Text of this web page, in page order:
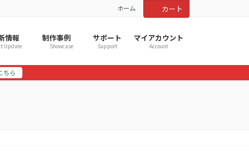
ホーム カート
情報
Update
制作事例
Showcase
サポート
Support
マイアカウント
Account
ちら